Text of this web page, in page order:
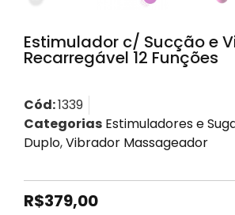
Estimulador c/ Sucção e
Recarregável 12 Funções
Cód:1339
Categorias Estimuladores e
Duplo,Vibrador Massageador
R$379,00